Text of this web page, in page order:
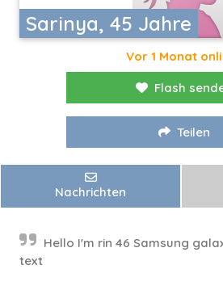
Sarinya, 45 Jahre
Vor 1 Monat
Flash
Teilen
Nachrichten
Hello I'm rin 46 Samsung
text